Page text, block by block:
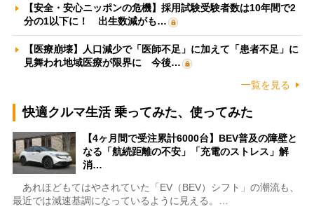
【安全・安心ニッポンの危機】採用試験受験者数は10年間で2
分の1以下に！ 出生数減がも…
【医療崩壊】人口減少で「医師不足」に加えて「患者不足」に
見舞われ地域医療が限界に 今後…
一覧を見る
快適クルマ生活 乗ってみた、使ってみた
【4ヶ月間で受注累計6000台】BEV普及の障壁と
なる「航続距離の不安」「充電のストレス」解
消…
あれほどもてはやされていた「EV（BEV）シフト」の潮流も、
最近では減速基調になっているように見える。…